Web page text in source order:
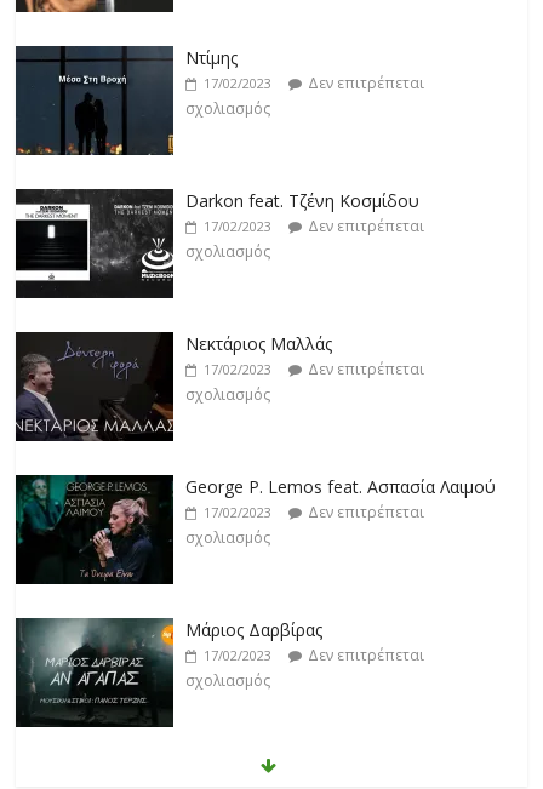
Ντίμης
17/02/2023
Δεν επιτρέπεται
σχολιασμός
Darkon feat. Τζένη Κοσμίδου
17/02/2023
Δεν επιτρέπεται
σχολιασμός
Νεκτάριος Μαλλάς
17/02/2023
Δεν επιτρέπεται
σχολιασμός
George P. Lemos feat. Ασπασία Λαιμού
17/02/2023
Δεν επιτρέπεται
σχολιασμός
Μάριος Δαρβίρας
17/02/2023
Δεν επιτρέπεται
σχολιασμός